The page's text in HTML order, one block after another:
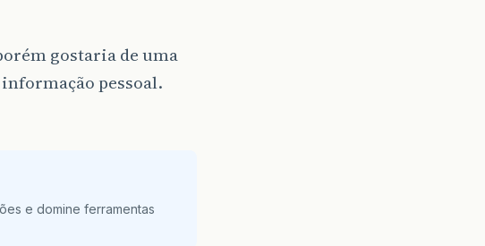
gostaria de uma
pessoal.
e domine ferramentas